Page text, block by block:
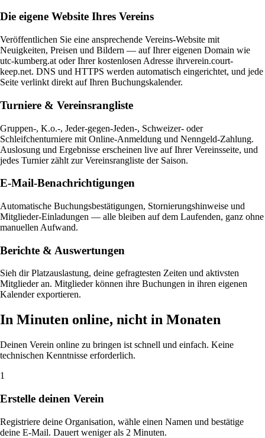
Die eigene Website Ihres Vereins
Veröffentlichen Sie eine ansprechende Vereins-Website mit
Neuigkeiten, Preisen und Bildern — auf Ihrer eigenen Domain wie
utc-kumberg.at oder Ihrer kostenlosen Adresse ihrverein.court-
keep.net. DNS und HTTPS werden automatisch eingerichtet, und jede
Seite verlinkt direkt auf Ihren Buchungskalender.
Turniere & Vereinsrangliste
Gruppen-, K.o.-, Jeder-gegen-Jeden-, Schweizer- oder
Schleifchenturniere mit Online-Anmeldung und Nenngeld-Zahlung.
Auslosung und Ergebnisse erscheinen live auf Ihrer Vereinsseite, und
jedes Turnier zählt zur Vereinsrangliste der Saison.
E-Mail-Benachrichtigungen
Automatische Buchungsbestätigungen, Stornierungshinweise und
Mitglieder-Einladungen — alle bleiben auf dem Laufenden, ganz ohne
manuellen Aufwand.
Berichte & Auswertungen
Sieh dir Platzauslastung, deine gefragtesten Zeiten und aktivsten
Mitglieder an. Mitglieder können ihre Buchungen in ihren eigenen
Kalender exportieren.
In Minuten online, nicht in Monaten
Deinen Verein online zu bringen ist schnell und einfach. Keine
technischen Kenntnisse erforderlich.
1
Erstelle deinen Verein
Registriere deine Organisation, wähle einen Namen und bestätige
deine E-Mail. Dauert weniger als 2 Minuten.